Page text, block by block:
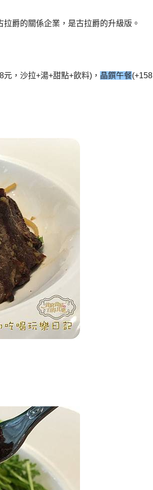
爵的關係企業，是古拉爵的升級版。
元，沙拉+湯+甜點+飲料)， 晶饌午餐(+158